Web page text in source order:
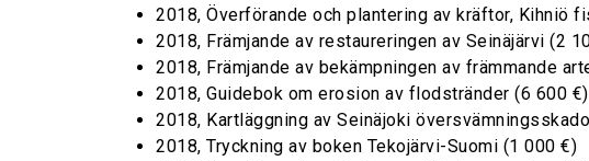
2018, Överförande och plantering av kräftor, Kihniö
2018, Främjande av restaureringen av Seinäjärvi (2
2018, Främjande av bekämpningen av främmande
2018, Guidebok om erosion av flodstränder (6 600 €)
2018, Kartläggning av Seinäjoki
2018, Tryckning av boken Tekojärvi-Suomi (1 000 €)